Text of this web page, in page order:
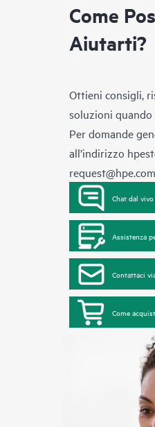
Come
Aiutarti?
Ottieni consigli,
soluzioni
Per domande
all’indirizzo
request@hpe.com
Chat dal vivo
Assistenza
Contattaci
Come